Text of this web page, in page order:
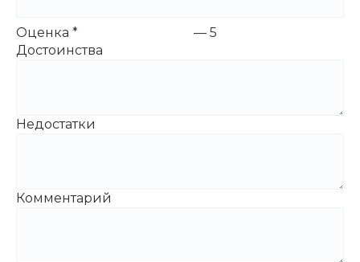
Оценка * — 5
Достоинства
Недостатки
Комментарий